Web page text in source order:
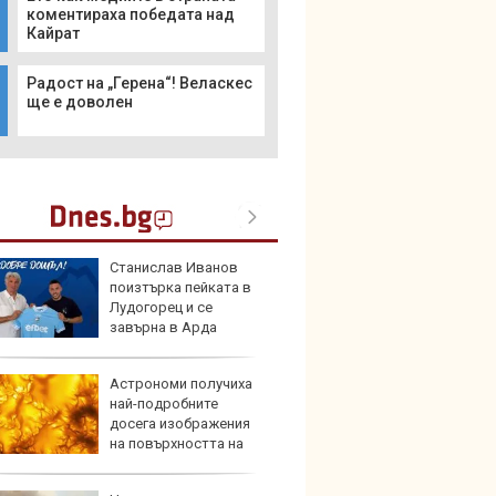
коментираха победата над
Кайрат
Радост на „Герена“! Веласкес
ще е доволен
Станислав Иванов
поизтърка пейката в
Лудогорец и се
завърна в Арда
Астрономи получиха
най-подробните
досега изображения
на повърхността на